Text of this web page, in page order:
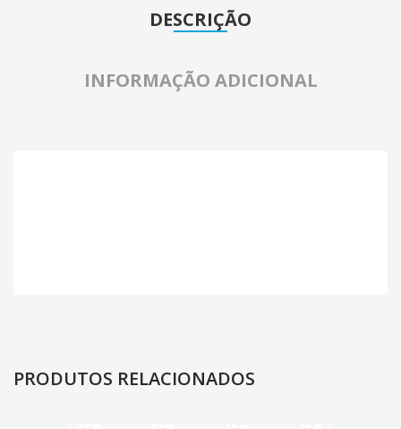
DESCRIÇÃO
INFORMAÇÃO ADICIONAL
PRODUTOS RELACIONADOS